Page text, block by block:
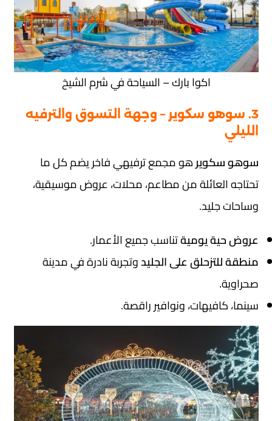
اكوا بارك – السياحة في شرم الشيخ
3. سوهو سكوير – وجهة التسوق والترفيه
الليلي
سوهو سكويرهو مجمع ترفيهي فاخر يضم كل ما
تحتاجه العائلة من مطاعم، محلات، عروض موسيقية،
وساحات جليد.
عروض حية يوميةتناسب جميع الأعمار.
منطقة للتزحلق على الجليدوتجربة نادرة في مدينة
صحراوية.
سينما، كافيهات، ونوافير راقصة.